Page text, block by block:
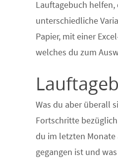
Lauftagebuch
unterschiedliche
Papier, mit einer
welches du zum
Was du aber überall
Fortschritte
du im letzten
gegangen ist und